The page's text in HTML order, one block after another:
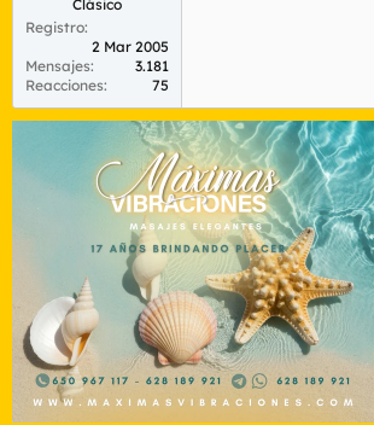
Clásico
Registro
2 Mar 2005
Mensajes
3.181
Reacciones
75